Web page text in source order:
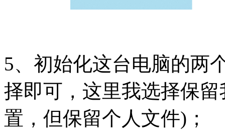
5、初始化这台电脑的两
择即可，这里我选择保
置，但保留个人文件)；